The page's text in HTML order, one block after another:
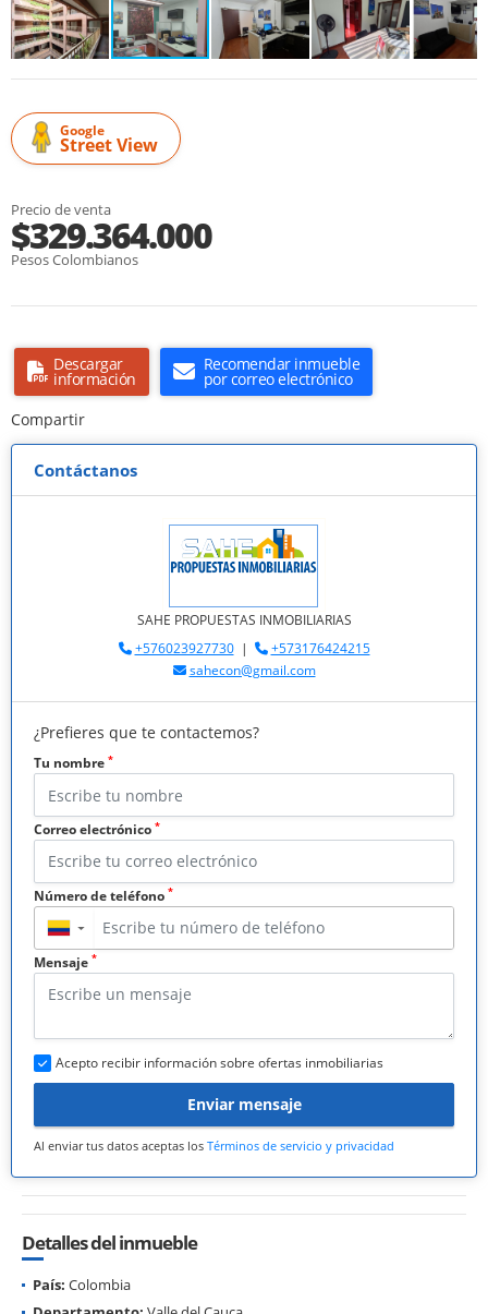
Google
Street View
Precio de venta
$329.364.000
Pesos Colombianos
Descargar
información
Recomendar inmueble
por correo electrónico
Compartir
Contáctanos
SAHE PROPUESTAS INMOBILIARIAS
+576023927730|
+573176424215
sahecon@gmail.com
¿Prefieres que te contactemos?
Tu nombre *
Correo electrónico *
Número de teléfono *
▼
Mensaje *
Acepto recibir información sobre ofertas inmobiliarias
Enviar mensaje
Al enviar tus datos aceptas los Términos de servicio y privacidad
Detalles del inmueble
País: Colombia